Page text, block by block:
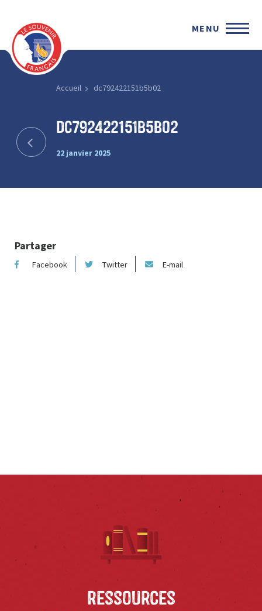
MENU
Accueil dc792422151b5b02
dc792422151b5b02
22 janvier 2025
Partager
Facebook Twitter E-mail
Ressources